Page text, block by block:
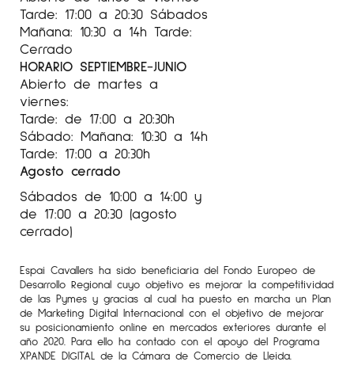
Galería Art3, Figueres
Galería San Lucas, Olot
Galería Cadaqués
1978 Galería Cadaqués
Galería Eude, Barcelona
1977 Galería Kabutoya, Tokio (Japón)
1974 Ginza Matsuzakaya, Tokio (Japón)
Galería Central, Osaka (Japón)
1971 Galería Kabutoya, Tokio (Japón)
Para más información de la Artista Shigeyoshi
Koyama a
Espai Cavallers Gallery
Tarde: 17:00 a 20:30 Sábados
Mañana: 10:30 a 14h Tarde:
Cerrado
HORARIO SEPTIEMBRE-JUNIO
Abierto de martes a
viernes:
Tarde: de 17:00 a 20:30h
Sábado: Mañana: 10:30 a 14h
Tarde: 17:00 a 20:30h
Agosto cerrado
Sábados de 10:00 a 14:00 y
de 17:00 a 20:30 (agosto
cerrado)
Espai Cavallers ha sido beneficiaria del Fondo Europeo de
Desarrollo Regional cuyo objetivo es mejorar la competitividad
de las Pymes y gracias al cual ha puesto en marcha un Plan
de Marketing Digital Internacional con el objetivo de mejorar
su posicionamiento online en mercados exteriores durante el
año 2020. Para ello ha contado con el apoyo del Programa
XPANDE DIGITAL de la Cámara de Comercio de Lleida.